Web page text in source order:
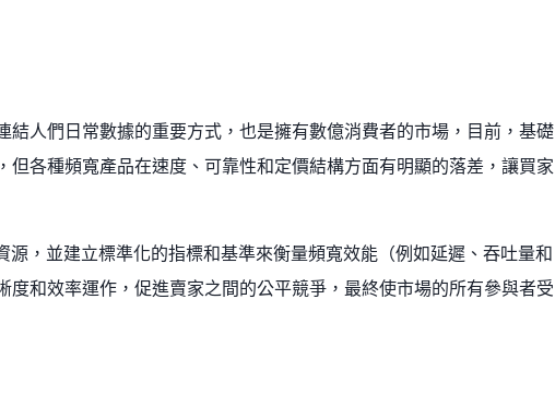
結人們日常數據的重要方式，也是擁有數億消費者的市場，目前，基礎
但各種頻寬產品在速度、可靠性和定價結構方面有明顯的落差，讓買家
源，並建立標準化的指標和基準來衡量頻寬效能（例如延遲、吞吐量和
度和效率運作，促進賣家之間的公平競爭，最終使市場的所有參與者受